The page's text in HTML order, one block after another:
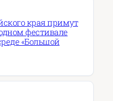
края примут
фестивале
«Большой